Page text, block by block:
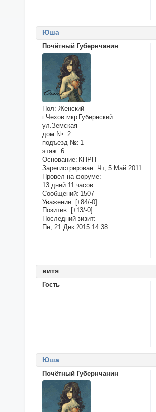
Юша
Почётный Губернчанин
Пол: Женский
г.Чехов мкр.Губернский:
ул.Земская
дом №: 2
подъезд №: 1
этаж: 6
Основание: КПРП
Зарегистрирован: Чт, 5 Май 2011
Провел на форуме:
13 дней 11 часов
Сообщений: 1507
Уважение: [+84/-0]
Позитив: [+13/-0]
Последний визит:
Пн, 21 Дек 2015 14:38
витя
Гость
Юша
Почётный Губернчанин